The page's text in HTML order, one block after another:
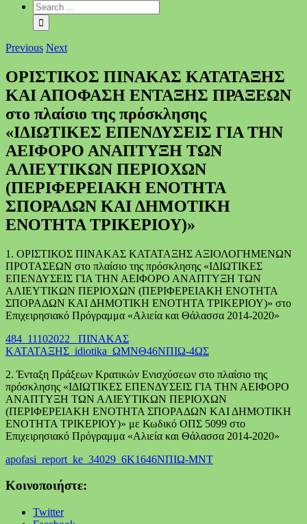
Previous Next
ΟΡΙΣΤΙΚΟΣ ΠΙΝΑΚΑΣ ΚΑΤΑΤΑΞΗΣ
ΚΑΙ ΑΠΟΦΑΣΗ ΕΝΤΑΞΗΣ ΠΡΑΞΕΩΝ
στο πλαίσιο της πρόσκλησης
«ΙΔΙΩΤΙΚΕΣ ΕΠΕΝΔΥΣΕΙΣ ΓΙΑ ΤΗΝ
ΑΕΙΦΟΡΟ ΑΝΑΠΤΥΞΗ ΤΩΝ
ΑΛΙΕΥΤΙΚΩΝ ΠΕΡΙΟΧΩΝ
(ΠΕΡΙΦΕΡΕΙΑΚΗ ΕΝΟΤΗΤΑ
ΣΠΟΡΑΔΩΝ ΚΑΙ ΔΗΜΟΤΙΚΗ
ΕΝΟΤΗΤΑ ΤΡΙΚΕΡΙΟΥ)»
1. ΟΡΙΣΤΙΚΟΣ ΠΙΝΑΚΑΣ ΚΑΤΑΤΑΞΗΣ ΑΞΙΟΛΟΓΗΜΕΝΩΝ
ΠΡΟΤΑΣΕΩΝ στο πλαίσιο της πρόσκλησης «ΙΔΙΩΤΙΚΕΣ
ΕΠΕΝΔΥΣΕΙΣ ΓΙΑ ΤΗΝ ΑΕΙΦΟΡΟ ΑΝΑΠΤΥΞΗ ΤΩΝ
ΑΛΙΕΥΤΙΚΩΝ ΠΕΡΙΟΧΩΝ (ΠΕΡΙΦΕΡΕΙΑΚΗ ΕΝΟΤΗΤΑ
ΣΠΟΡΑΔΩΝ ΚΑΙ ΔΗΜΟΤΙΚΗ ΕΝΟΤΗΤΑ ΤΡΙΚΕΡΙΟΥ)» στο
Επιχειρησιακό Πρόγραμμα «Αλιεία και Θάλασσα 2014-2020»
484_11102022_ ΠΙΝΑΚΑΣ
ΚΑΤΑΤΑΞΗΣ_idiotika_ΩΜΝΘ46ΝΠΙΩ-4ΩΣ
2. Ένταξη Πράξεων Κρατικών Ενισχύσεων στο πλαίσιο της
πρόσκλησης «ΙΔΙΩΤΙΚΕΣ ΕΠΕΝΔΥΣΕΙΣ ΓΙΑ ΤΗΝ ΑΕΙΦΟΡΟ
ΑΝΑΠΤΥΞΗ ΤΩΝ ΑΛΙΕΥΤΙΚΩΝ ΠΕΡΙΟΧΩΝ
(ΠΕΡΙΦΕΡΕΙΑΚΗ ΕΝΟΤΗΤΑ ΣΠΟΡΑΔΩΝ ΚΑΙ ΔΗΜΟΤΙΚΗ
ΕΝΟΤΗΤΑ ΤΡΙΚΕΡΙΟΥ)» με Κωδικό ΟΠΣ 5099 στο
Επιχειρησιακό Πρόγραμμα «Αλιεία και Θάλασσα 2014-2020»
apofasi_report_ke_34029_6Κ1646ΝΠΙΩ-ΜΝΤ
Κοινοποιήστε:
Twitter